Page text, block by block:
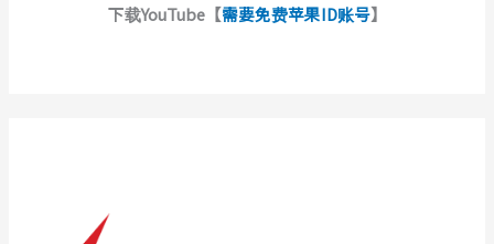
下载YouTube【需要免费苹果ID账号】